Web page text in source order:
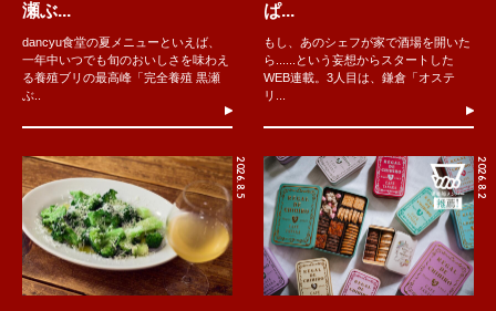
瀬ぶ...
dancyu食堂の夏メニューといえば、
一年中いつでも旬のおいしさを味わえ
る養殖ブリの最高峰「完全養殖 黒瀬
ぶ..
ぱ...
もし、あのシェフが家で酒場を開いた
ら......という妄想からスタートした
WEB連載。3人目は、鎌倉「オステ
リ...
2026.8.5 2026.8.2